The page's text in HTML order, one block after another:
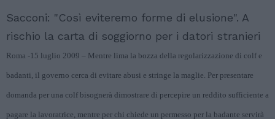
Sacconi: "Così eviteremo forme di elusione". A
rischio la carta di soggiorno per i datori stranieri
Roma -15 luglio 2009 – Mentre lima la bozza della regolarizzazione di colf e
badanti, il governo cerca di evitare abusi e stringe la maglie. Per presentare
domanda per una colf bisognerà dimostrare di percepire un reddito sufficiente a
pagare la lavoratrice, mentre per chi chiede un permesso per la badante servirà